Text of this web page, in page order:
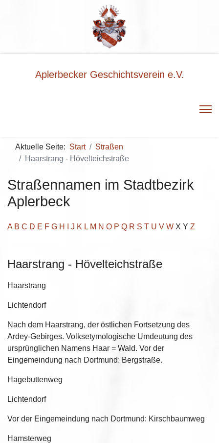
Aplerbecker Geschichtsverein e.V.
Aktuelle Seite: Start
Straßen
Haarstrang - Hövelteichstraße
Straßennamen im Stadtbezirk
Aplerbeck
A B C D E F G H J K L M N O P Q R S T U V W X Y Z
Haarstrang - Hövelteichstraße
Haarstrang
Lichtendorf
Nach dem Haarstrang, der östlichen Fortsetzung des
Ardey-Gebirges. Volksetymologische Umdeutung des
ursprünglichen Namens Haar = Wald. Vor der
Eingemeindung nach Dortmund: Bergstraße.
Hagebuttenweg
Lichtendorf
Vor der Eingemeindung nach Dortmund: Kirschbaumweg
Hamsterweg